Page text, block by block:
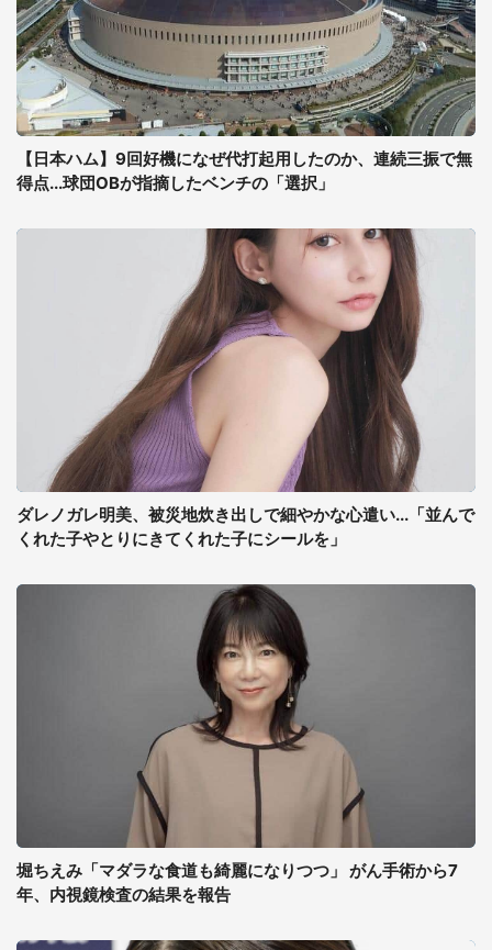
【日本ハム】9回好機になぜ代打起用したのか、連続三振で無
得点...球団OBが指摘したベンチの「選択」
ダレノガレ明美、被災地炊き出しで細やかな心遣い...「並んで
くれた子やとりにきてくれた子にシールを」
堀ちえみ「マダラな食道も綺麗になりつつ」 がん手術から7
年、内視鏡検査の結果を報告